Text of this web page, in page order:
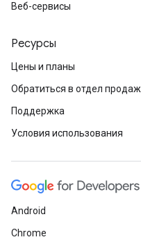
Веб-сервисы
Ресурсы
Цены и планы
Обратиться в отдел продаж
Поддержка
Условия использования
Android
Chrome